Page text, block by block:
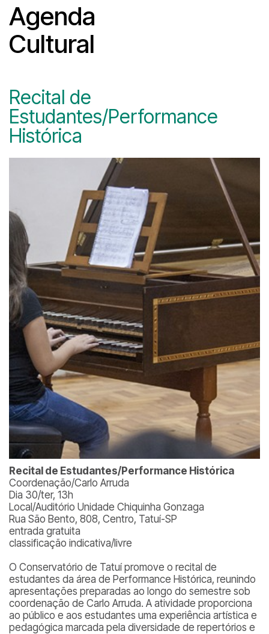
Agenda
Cultural
Recital de
Estudantes/Performance
Histórica
Recital de Estudantes/Performance Histórica
Coordenação/Carlo Arruda
Dia 30/ter, 13h
Local/Auditório Unidade Chiquinha Gonzaga
Rua São Bento, 808, Centro, Tatuí-SP
entrada gratuita
classificação indicativa/livre
O Conservatório de Tatuí promove o recital de
estudantes da área de Performance Histórica, reunindo
apresentações preparadas ao longo do semestre sob
coordenação de Carlo Arruda. A atividade proporciona
ao público e aos estudantes uma experiência artística e
pedagógica marcada pela diversidade de repertórios e